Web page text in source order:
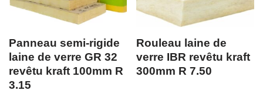
Panneau semi-rigide
laine de verre GR 32
revêtu kraft 100mm R
3.15
Rouleau laine de
verre IBR revêtu kraft
300mm R 7.50